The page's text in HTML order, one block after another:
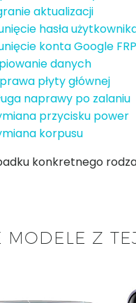
aktualizacji
hasła
konta Google FRP
danych
płyty głównej
naprawy po zalaniu
przycisku power
korpusu
konkretnego
MODELE Z